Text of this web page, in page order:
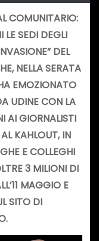
COMUNITARIO:
LE SEDI DEGLI
DEL
NELLA SERATA
EMOZIONATO
UDINE CON LA
AI GIORNALISTI
KAHLOUT, IN
E COLLEGHI
3 MILIONI DI
MAGGIO E
SITO DI